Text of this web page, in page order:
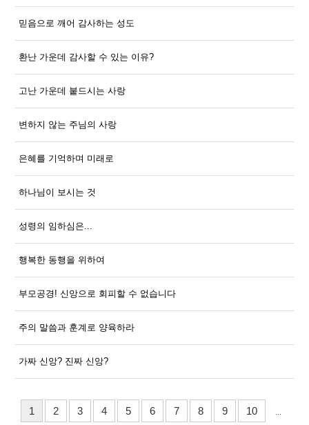
믿음으로 깨어 감사하는 성도
환난 가운데 감사할 수 있는 이유?
고난 가운데 붙드시는 사랑
변하지 않는 주님의 사랑
은혜를 기억하며 미래로
하나님이 보시는 것
성령의 임하심은...
행복한 동행을 위하여
부모공경! 신앙으로 회피할 수 없습니다
주의 말씀과 훈계로 양육하라
가짜 신앙? 진짜 신앙?
1 2 3 4 5 6 7 8 9 10